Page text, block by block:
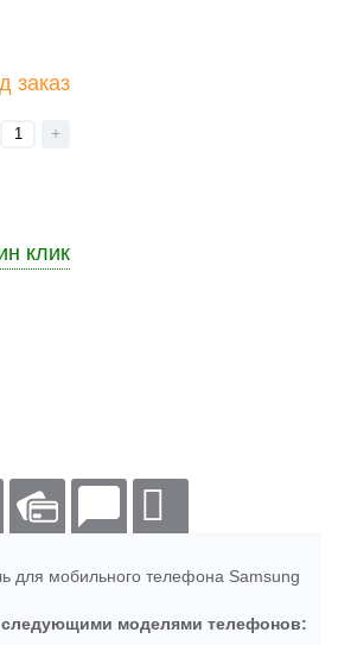
заказ
+
клик
для мобильного телефона Samsung
моделями телефонов: